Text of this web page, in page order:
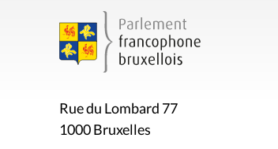
Rue du Lombard 77
1000 Bruxelles